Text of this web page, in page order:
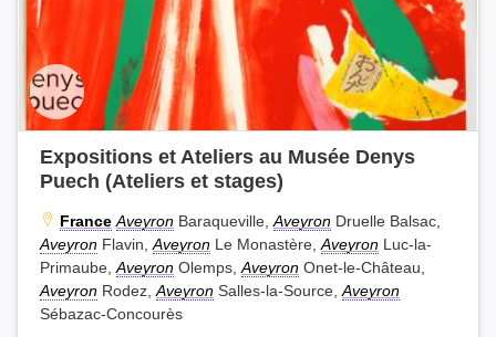
Expositions et Ateliers au Musée Denys
Puech (Ateliers et stages)
France Aveyron Baraqueville,Aveyron Druelle Balsac,
Aveyron Flavin,Aveyron Le Monastère,Aveyron Luc-la-
Primaube,Aveyron Olemps,Aveyron Onet-le-Château,
Aveyron Rodez,Aveyron Salles-la-Source,Aveyron
Sébazac-Concourès